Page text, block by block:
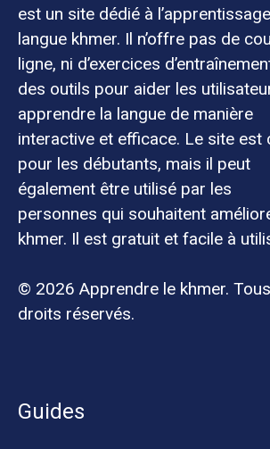
est un site dédié à
langue khmer. Il n’offre pas de
ligne, ni d’exercices
des outils pour aider les
apprendre la langue de manière
interactive et efficace. Le site est
pour les débutants, mais il peut
également être utilisé par les
personnes qui souhaitent
khmer. Il est gratuit et facile à
© 2026 Apprendre le khmer. Tous
droits réservés.
Guides